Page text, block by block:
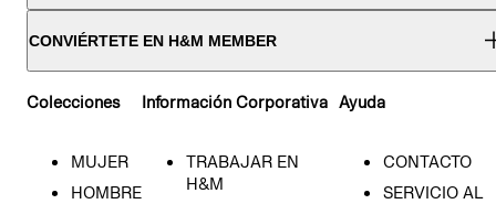
CONVIÉRTETE EN H&M MEMBER
Colecciones
MUJER
HOMBRE
Información Corporativa
TRABAJAR EN
H&M
Ayuda
CONTACTO
SERVICIO AL